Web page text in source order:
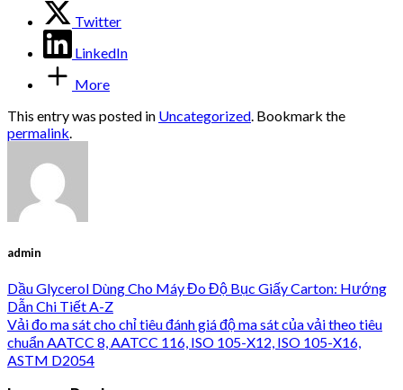
Twitter
LinkedIn
More
This entry was posted in Uncategorized. Bookmark the
permalink.
admin
Dầu Glycerol Dùng Cho Máy Đo Độ Bục Giấy Carton: Hướng
Dẫn Chi Tiết A-Z
Vải đo ma sát cho chỉ tiêu đánh giá độ ma sát của vải theo tiêu
chuẩn AATCC 8, AATCC 116, ISO 105-X12, ISO 105-X16,
ASTM D2054